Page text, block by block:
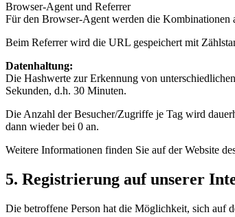
Browser-Agent und Referrer
Für den Browser-Agent werden die Kombinationen
Beim Referrer wird die URL gespeichert mit
Datenhaltung:
Die Hashwerte zur Erkennung von
Sekunden, d.h. 30 Minuten.
Die Anzahl der Besucher/Zugriffe je Tag wird
dann wieder bei 0 an.
Weitere Informationen finden Sie auf der Website
5. Registrierung auf unserer
Die betroffene Person hat die Möglichkeit, sich auf